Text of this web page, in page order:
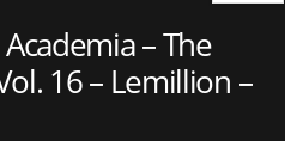
– The
16 – Lemillion –